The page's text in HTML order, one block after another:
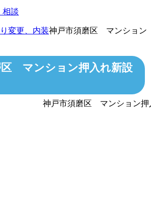
相談
変更、内装神戸市須磨区 マンション
区 マンション押入れ新設